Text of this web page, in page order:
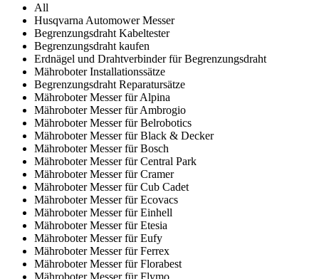
All
Husqvarna Automower Messer
Begrenzungsdraht Kabeltester
Begrenzungsdraht kaufen
Erdnägel und Drahtverbinder für Begrenzungsdraht
Mähroboter Installationssätze
Begrenzungsdraht Reparatursätze
Mähroboter Messer für Alpina
Mähroboter Messer für Ambrogio
Mähroboter Messer für Belrobotics
Mähroboter Messer für Black & Decker
Mähroboter Messer für Bosch
Mähroboter Messer für Central Park
Mähroboter Messer für Cramer
Mähroboter Messer für Cub Cadet
Mähroboter Messer für Ecovacs
Mähroboter Messer für Einhell
Mähroboter Messer für Etesia
Mähroboter Messer für Eufy
Mähroboter Messer für Ferrex
Mähroboter Messer für Florabest
Mähroboter Messer für Flymo